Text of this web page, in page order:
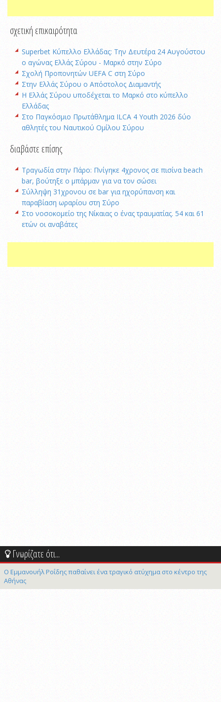
σχετική επικαιρότητα
Superbet Κύπελλο Ελλάδας: Την Δευτέρα 24 Αυγούστου
ο αγώνας Ελλάς Σύρου - Μαρκό στην Σύρο
Σχολή Προπονητών UEFA C στη Σύρο
Στην Ελλάς Σύρου ο Απόστολος Διαμαντής
Η Ελλάς Σύρου υποδέχεται το Μαρκό στο κύπελλο
Ελλάδας
Στο Παγκόσμιο Πρωτάθλημα ILCA 4 Youth 2026 δύο
αθλητές του Ναυτικού Ομίλου Σύρου
διαβάστε επίσης
Τραγωδία στην Πάρο: Πνίγηκε 4χρονος σε πισίνα beach
bar, βούτηξε ο μπάρμαν για να τον σώσει
Σύλληψη 31χρονου σε bar για ηχορύπανση και
παραβίαση ωραρίου στη Σύρο
Στο νοσοκομείο της Νίκαιας ο ένας τραυματίας. 54 και 61
ετών οι αναβάτες
Γνωρίζατε ότι...
Ο Εμμανουήλ Ροΐδης παθαίνει ένα τραγικό ατύχημα στο κέντρο της
Αθήνας